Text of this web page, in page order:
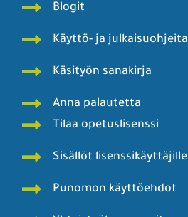
Blogit
Käyttö- ja julkaisuohjeita
Käsityön sanakirja
Anna palautetta
Tilaa opetuslisenssi
Sisällöt lisenssikäyttäjille
Punomon käyttöehdot